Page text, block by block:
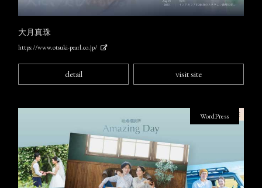
大月真珠
https://www.otsuki-pearl.co.jp/
detail visit site
WordPress